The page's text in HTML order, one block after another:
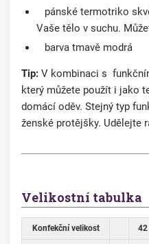
pánské termotriko
Vaše tělo v suchu.
barva tmavě modrá
Tip: V kombinaci s
který můžete použít i jako
domácí oděv. Stejný typ
ženské protějšky. Udělejte
Velikostní tabulka
Konfekční velikost 42